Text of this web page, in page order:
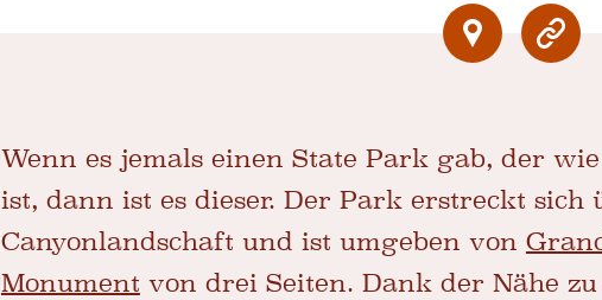
Wenn es jemals einen State Park gab, der
ist, dann ist es dieser. Der Park erstreckt sich
Canyonlandschaft und ist umgeben von
Monument von drei Seiten. Dank der Nähe